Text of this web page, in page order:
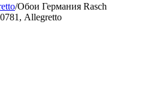
/Обои Германия Rasch
Allegretto